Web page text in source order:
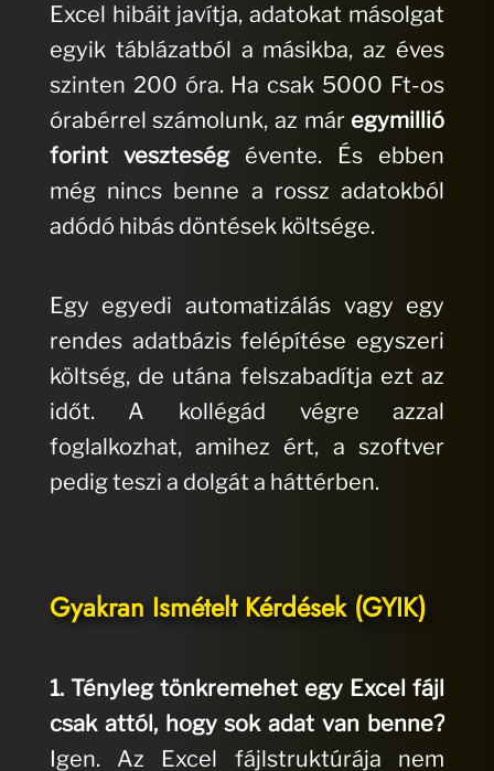
Excel hibáit javítja, adatokat másolgat
egyik táblázatból a másikba, az éves
szinten 200 óra. Ha csak 5000 Ft-os
órabérrel számolunk, az már egymillió
forint veszteségévente. És ebben
még nincs benne a rossz adatokból
adódó hibás döntések költsége.
Egy egyedi automatizálás vagy egy
rendes adatbázis felépítése egyszeri
költség, de utána felszabadítja ezt az
időt. A kollégád végre azzal
foglalkozhat, amihez ért, a szoftver
pedig teszi a dolgát a háttérben.
Gyakran Ismételt Kérdések (GYIK)
1. Tényleg tönkremehet egy Excel fájl
csak attól, hogy sok adat van benne?
Igen. Az Excel fájlstruktúrája nem